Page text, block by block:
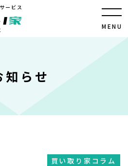
ービス
MENU
ービス
CLOSE
仲介」の違い
知らせ
買い取り家コラム